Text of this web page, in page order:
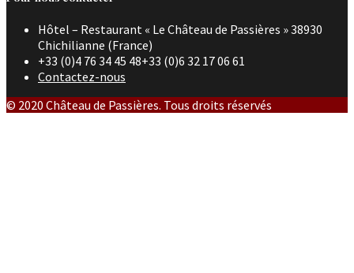
Hôtel – Restaurant « Le Château de Passières » 38930
Chichilianne (France)
+33 (0)4 76 34 45 48+33 (0)6 32 17 06 61
Contactez-nous
© 2020 Château de Passières. Tous droits réservés